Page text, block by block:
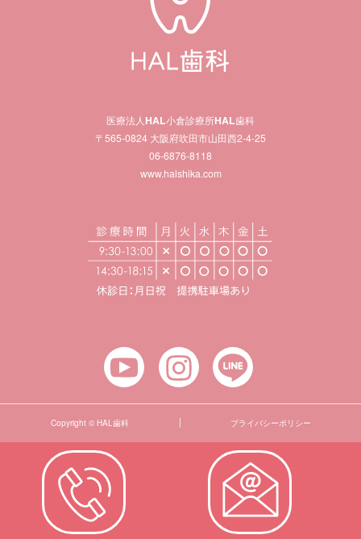
医療法人 HAL小倉診療所HAL歯科
〒565-0824 大阪府吹田市山田西2-4-25
06-6876-8118
www.halshika.com
Copyright © HAL歯科 プライバシーポリシー